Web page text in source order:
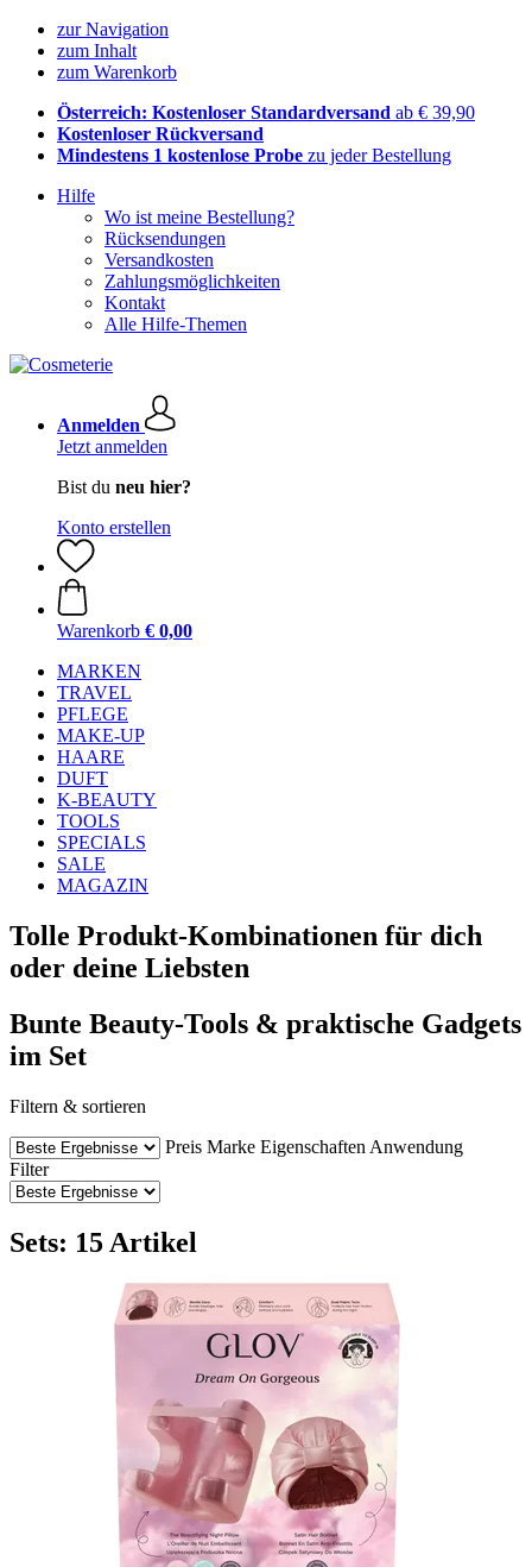
zur Navigation
zum Inhalt
zum Warenkorb
Österreich: Kostenloser Standardversand ab € 39,90
Kostenloser Rückversand
Mindestens 1 kostenlose Probe zu jeder Bestellung
Hilfe
Wo ist meine Bestellung?
Rücksendungen
Versandkosten
Zahlungsmöglichkeiten
Kontakt
Alle Hilfe-Themen
Anmelden
Jetzt anmelden
Bist du neu hier?
Konto erstellen
Warenkorb € 0,00
MARKEN
TRAVEL
PFLEGE
MAKE-UP
HAARE
DUFT
K-BEAUTY
TOOLS
SPECIALS
SALE
MAGAZIN
Tolle Produkt-Kombinationen für dich
oder deine Liebsten
Bunte Beauty-Tools & praktische Gadgets
im Set
Filtern & sortieren
Preis Marke Eigenschaften Anwendung
Filter
Sets: 15 Artikel